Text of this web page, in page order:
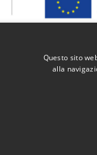
MARCHE 2021/
pubblici digitali
Questo sito
alla